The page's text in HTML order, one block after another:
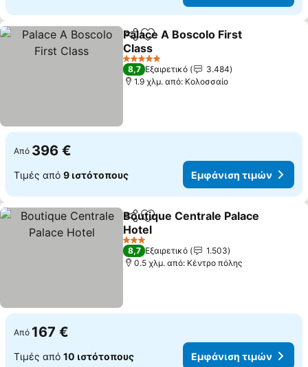
Κοινοποίηση
Προσθήκη στα αγαπημένα
Palace A Boscolo First
Class
5 Αστέρια
8,7 Εξαιρετικό
3.484
1.9 χλμ. από: Κολοσσαίο
Από 396 €
Τιμές από 9 ιστότοπους Εμφάνιση τιμών
Κοινοποίηση
Προσθήκη στα αγαπημένα
Boutique Centrale Palace
Hotel
3 Αστέρια
8,7 Εξαιρετικό
1.503
0.5 χλμ. από: Κέντρο πόλης
Από 167 €
Τιμές από 10 ιστότοπους Εμφάνιση τιμών